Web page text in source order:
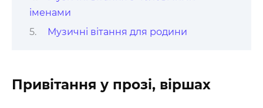
іменами
Музичні вітання для родини
Привітання у прозі, віршах